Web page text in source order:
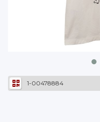
1-00478884